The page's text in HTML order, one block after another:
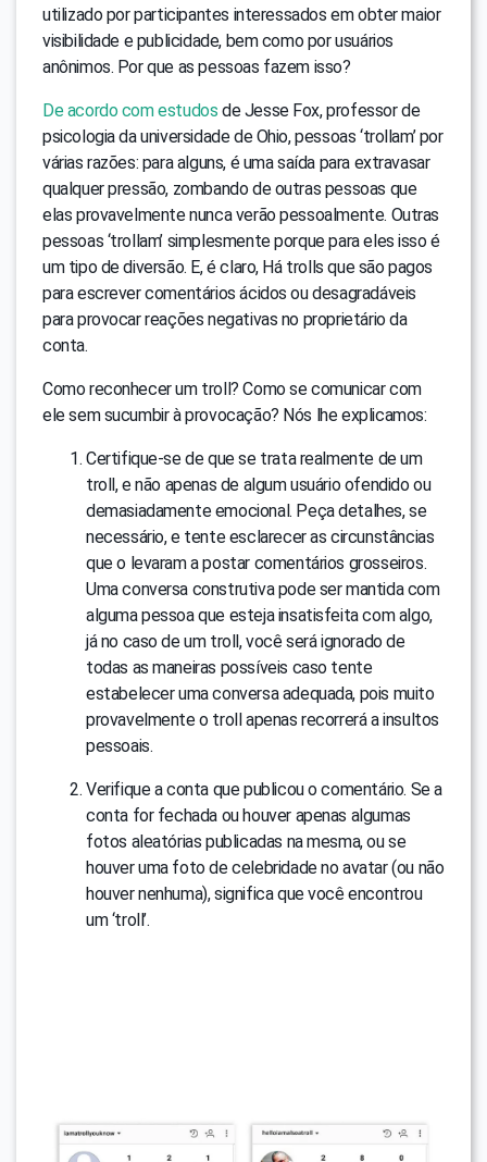
utilizado por participantes interessados em obter maior
visibilidade e publicidade, bem como por usuários
anônimos. Por que as pessoas fazem isso?
De acordo com estudos de Jesse Fox, professor de
psicologia da universidade de Ohio, pessoas ‘trollam’ por
várias razões: para alguns, é uma saída para extravasar
qualquer pressão, zombando de outras pessoas que
elas provavelmente nunca verão pessoalmente. Outras
pessoas ‘trollam’ simplesmente porque para eles isso é
um tipo de diversão. E, é claro, Há trolls que são pagos
para escrever comentários ácidos ou desagradáveis
para provocar reações negativas no proprietário da
conta.
Como reconhecer um troll? Como se comunicar com
ele sem sucumbir à provocação? Nós lhe explicamos:
Certifique-se de que se trata realmente de um
troll, e não apenas de algum usuário ofendido ou
demasiadamente emocional. Peça detalhes, se
necessário, e tente esclarecer as circunstâncias
que o levaram a postar comentários grosseiros.
Uma conversa construtiva pode ser mantida com
alguma pessoa que esteja insatisfeita com algo,
já no caso de um troll, você será ignorado de
todas as maneiras possíveis caso tente
estabelecer uma conversa adequada, pois muito
provavelmente o troll apenas recorrerá a insultos
pessoais.
Verifique a conta que publicou o comentário. Se a
conta for fechada ou houver apenas algumas
fotos aleatórias publicadas na mesma, ou se
houver uma foto de celebridade no avatar (ou não
houver nenhuma), significa que você encontrou
um ‘troll’.